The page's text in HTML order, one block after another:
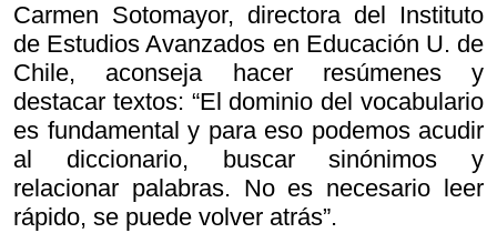
Carmen Sotomayor, directora del Instituto
de Estudios Avanzados en Educación U. de
Chile, aconseja hacer resúmenes y
destacar textos: “El dominio del vocabulario
es fundamental y para eso podemos acudir
al diccionario, buscar sinónimos y
relacionar palabras. No es necesario leer
rápido, se puede volver atrás”.